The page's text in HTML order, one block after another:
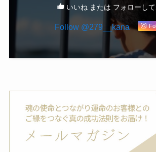
いいね または フォローして
Follow @279__kana